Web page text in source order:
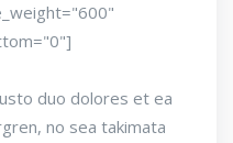
duo dolores et ea
no sea takimata